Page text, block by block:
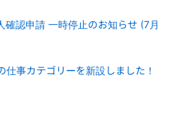
確認申請 一時停止のお知らせ (7月
事カテゴリーを新設しました！